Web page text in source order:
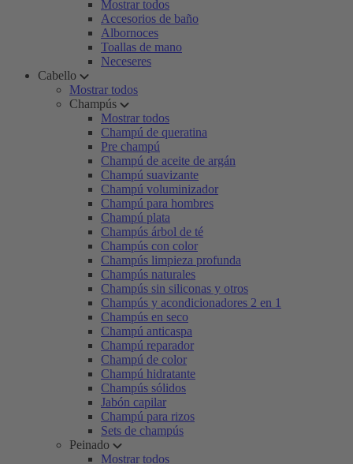
Mostrar todos
Accesorios de baño
Albornoces
Toallas de mano
Neceseres
Cabello
Mostrar todos
Champús
Mostrar todos
Champú de queratina
Pre champú
Champú de aceite de argán
Champú suavizante
Champú voluminizador
Champú para hombres
Champú plata
Champús árbol de té
Champús con color
Champús limpieza profunda
Champús naturales
Champús sin siliconas y otros
Champús y acondicionadores 2 en 1
Champús en seco
Champú anticaspa
Champú reparador
Champú de color
Champú hidratante
Champús sólidos
Jabón capilar
Champú para rizos
Sets de champús
Peinado
Mostrar todos